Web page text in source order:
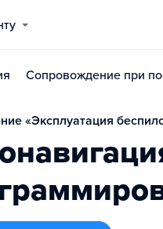
Сопровождение при
«Эксплуатация